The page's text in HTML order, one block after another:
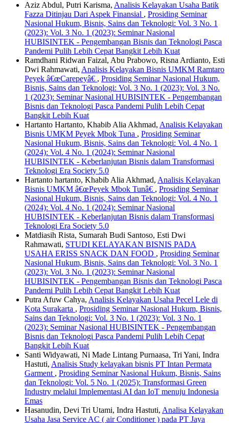
Aziz Abdul, Putri Karisma, Analisis Kelayakan Usaha Batik
Fazza Ditinjau Dari Aspek Finansial , Prosiding Seminar
Nasional Hukum, Bisnis, Sains dan Teknologi: Vol. 3 No. 1
(2023): Vol. 3 No. 1 (2023): Seminar Nasional
HUBISINTEK - Pengembangan Bisnis dan Teknologi Pasca
Pandemi Pulih Lebih Cepat Bangkit Lebih Kuat
Ramdhani Ridwan Faizal, Abu Prabowo, Risna Ardianto, Esti
Dwi Rahmawati, Analisis Kelayakan Bisnis UMKM Ramtaro
Peyek â€œCarepeyâ€ , Prosiding Seminar Nasional Hukum,
Bisnis, Sains dan Teknologi: Vol. 3 No. 1 (2023): Vol. 3 No.
1 (2023): Seminar Nasional HUBISINTEK - Pengembangan
Bisnis dan Teknologi Pasca Pandemi Pulih Lebih Cepat
Bangkit Lebih Kuat
Hartanto Hartanto, Khabib Alia Akhmad, Analisis Kelayakan
Bisnis UMKM Peyek Mbok Tuna , Prosiding Seminar
Nasional Hukum, Bisnis, Sains dan Teknologi: Vol. 4 No. 1
(2024): Vol. 4 No. 1 (2024): Seminar Nasional
HUBISINTEK - Keberlanjutan Bisnis dalam Transformasi
Teknologi Era Society 5.0
Hartanto hartanto, Khabib Alia Akhmad, Analisis Kelayakan
Bisnis UMKM â€œPeyek Mbok Tunâ€ , Prosiding Seminar
Nasional Hukum, Bisnis, Sains dan Teknologi: Vol. 4 No. 1
(2024): Vol. 4 No. 1 (2024): Seminar Nasional
HUBISINTEK - Keberlanjutan Bisnis dalam Transformasi
Teknologi Era Society 5.0
Matdiasih Rista, Sumarah Budi Santoso, Esti Dwi
Rahmawati, STUDI KELAYAKAN BISNIS PADA
USAHA ERISS SNACK DAN FOOD , Prosiding Seminar
Nasional Hukum, Bisnis, Sains dan Teknologi: Vol. 3 No. 1
(2023): Vol. 3 No. 1 (2023): Seminar Nasional
HUBISINTEK - Pengembangan Bisnis dan Teknologi Pasca
Pandemi Pulih Lebih Cepat Bangkit Lebih Kuat
Putra Afuw Cahya, Analisis Kelayakan Usaha Pecel Lele di
Kota Surakarta , Prosiding Seminar Nasional Hukum, Bisnis,
Sains dan Teknologi: Vol. 3 No. 1 (2023): Vol. 3 No. 1
(2023): Seminar Nasional HUBISINTEK - Pengembangan
Bisnis dan Teknologi Pasca Pandemi Pulih Lebih Cepat
Bangkit Lebih Kuat
Santi Widyawati, Ni Made Lintang Purnaasa, Tri Yani, Indra
Hastuti, Analisis Study kelayakan bisnis PT Intan Permata
Garment , Prosiding Seminar Nasional Hukum, Bisnis, Sains
dan Teknologi: Vol. 5 No. 1 (2025): Transformasi Green
Industry melalui Implementasi AI dan IoT menuju Indonesia
Emas
Hasanudin, Devi Tri Utami, Indra Hastuti, Analisa Kelayakan
Usaha Jasa Service AC ( air Conditioner ) pada PT Jaya